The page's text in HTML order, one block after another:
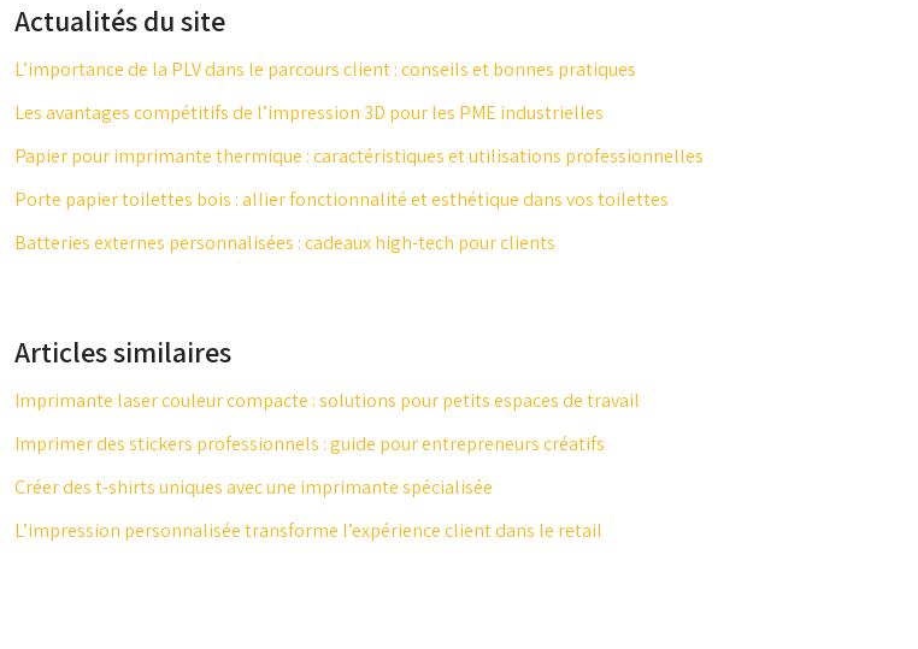
Actualités du site
L’importance de la PLV dans le parcours client : conseils et bonnes pratiques
Les avantages compétitifs de l’impression 3D pour les PME industrielles
Papier pour imprimante thermique : caractéristiques et utilisations professionnelles
Porte papier toilettes bois : allier fonctionnalité et esthétique dans vos toilettes
Batteries externes personnalisées : cadeaux high-tech pour clients
Articles similaires
Imprimante laser couleur compacte : solutions pour petits espaces de travail
Imprimer des stickers professionnels : guide pour entrepreneurs créatifs
Créer des t-shirts uniques avec une imprimante spécialisée
L’impression personnalisée transforme l’expérience client dans le retail